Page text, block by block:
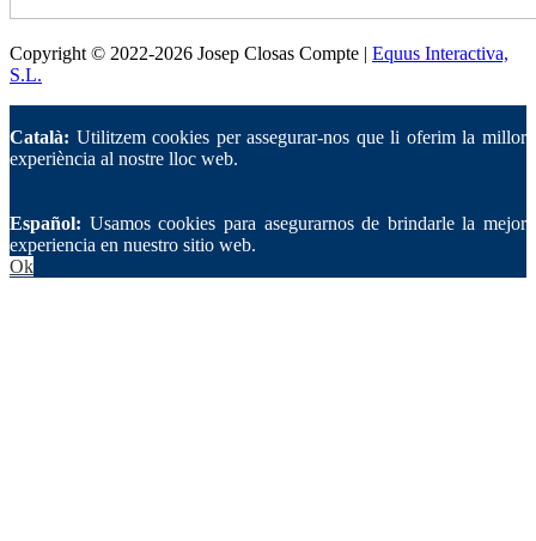
Copyright © 2022-2026 Josep Closas Compte | Equus Interactiva,
S.L.
Català: Utilitzem cookies per assegurar-nos que li oferim la millor
experiència al nostre lloc web.
Español: Usamos cookies para asegurarnos de brindarle la mejor
experiencia en nuestro sitio web.
Ok